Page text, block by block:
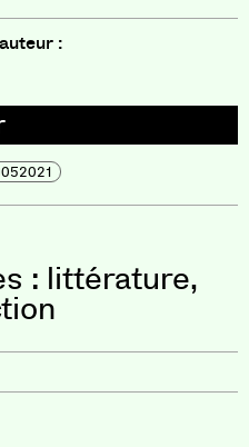
:
: littérature,